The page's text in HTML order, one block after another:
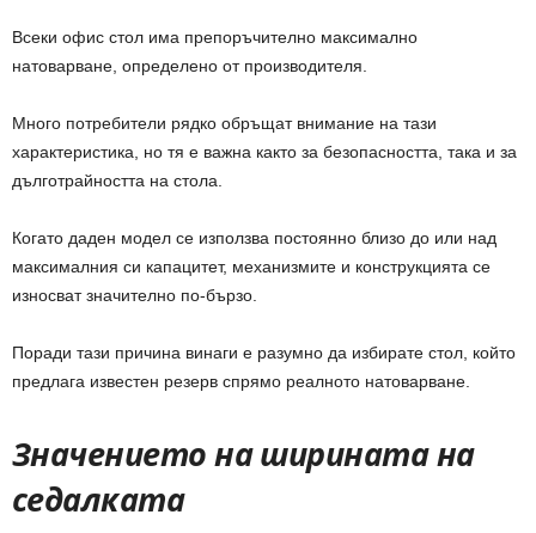
Всеки офис стол има препоръчително максимално
натоварване, определено от производителя.
Много потребители рядко обръщат внимание на тази
характеристика, но тя е важна както за безопасността, така и за
дълготрайността на стола.
Когато даден модел се използва постоянно близо до или над
максималния си капацитет, механизмите и конструкцията се
износват значително по-бързо.
Поради тази причина винаги е разумно да избирате стол, който
предлага известен резерв спрямо реалното натоварване.
Значението на ширината на
седалката